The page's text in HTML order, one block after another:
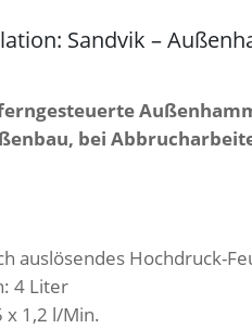
Sandvik –
bei
auslösendes Hochdruck-
4 Liter
x 1,2 l/Min.